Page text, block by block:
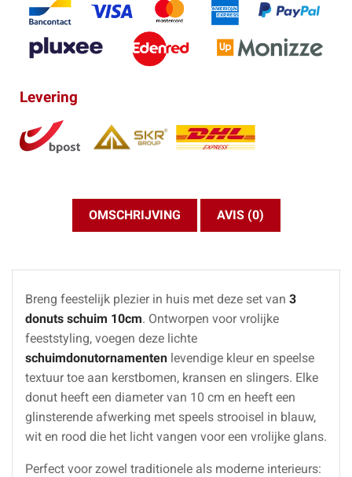
Levering
OMSCHRIJVING AVIS (0)
Breng feestelijk plezier in huis met deze set van 3
donuts schuim 10cm. Ontworpen voor vrolijke
feeststyling, voegen deze lichte
schuimdonutornamenten levendige kleur en speelse
textuur toe aan kerstbomen, kransen en slingers. Elke
donut heeft een diameter van 10 cm en heeft een
glinsterende afwerking met speels strooisel in blauw,
wit en rood die het licht vangen voor een vrolijke glans.
Perfect voor zowel traditionele als moderne interieurs: